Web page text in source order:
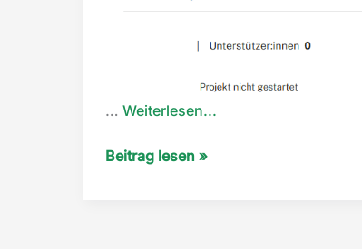
… Weiterlesen...
Tierdocvogtland
Beitrag lesen »